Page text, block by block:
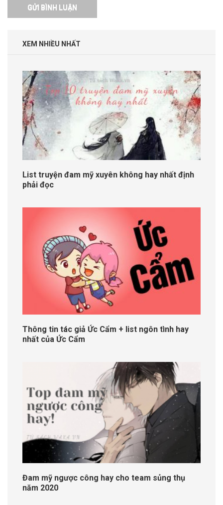
XEM NHIỀU NHẤT
List truyện đam mỹ xuyên không hay nhất định
phải đọc
Thông tin tác giả Ức Cẩm + list ngôn tình hay
nhất của Ức Cẩm
Đam mỹ ngược công hay cho team sủng thụ
năm 2020